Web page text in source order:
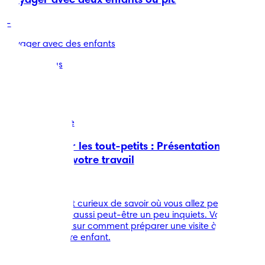
-
voyager avec des enfants
En savoir plus
3 min de lecture
Activités pour les tout-petits : Présentation de
votre bébé à votre travail
Les enfants sont curieux de savoir où vous allez pendant la
journée. Ils sont aussi peut-être un peu inquiets. Voici
quelques idées sur comment préparer une visite à votre
travail avec votre enfant.